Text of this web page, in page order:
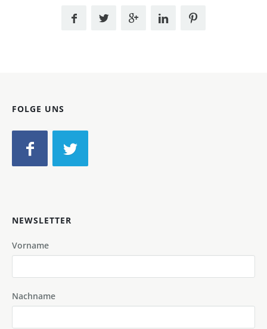
FOLGE UNS
NEWSLETTER
Vorname
Nachname